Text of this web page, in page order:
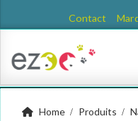
Contact
Home Produits